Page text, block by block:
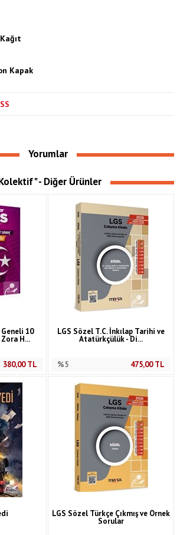
Kapak
Yorumlar
- Diğer Ürünler
10
H...
380,00TL
LGS Sözel T.C. İnkılap Tarihi ve
Atatürkçülük - Di...
%5 475,00TL
LGS Sözel Türkçe Çıkmış ve Örnek
Sorular